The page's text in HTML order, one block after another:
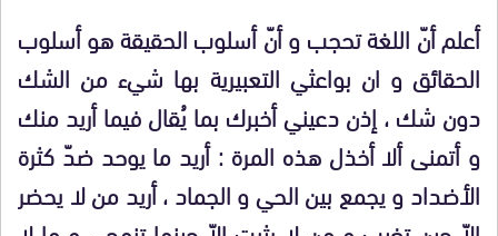
أعلم أنّ اللغة تحجب و أنّ أسلوب الحقيقة هو أسلوب
الحقائق و ان بواعثي التعبيرية بها شيء من الشك
دون شك ، إذن دعيني أخبرك بما يُقال فيما أريد منك
و أتمنى ألا أخذل هذه المرة : أريد ما يوحد ضدّ كثرة
الأضداد و يجمع بين الحي و الجماد ، أريد من لا يحضر